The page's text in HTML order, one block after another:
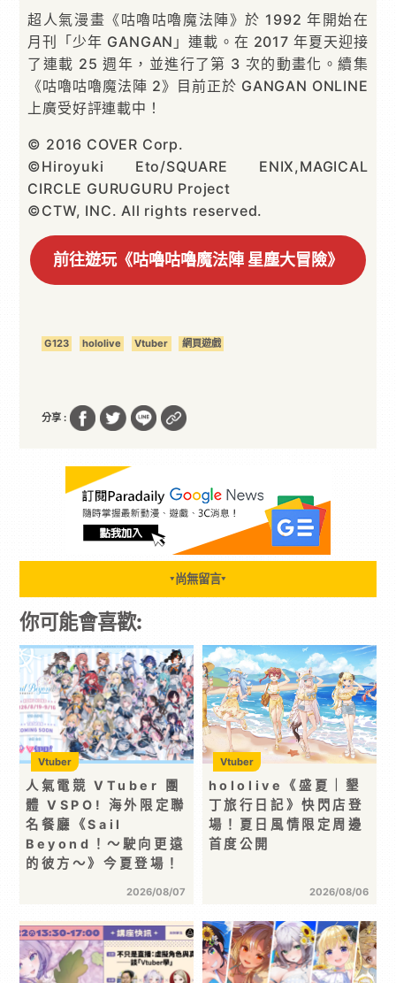
超人氣漫畫《咕嚕咕嚕魔法陣》於 1992 年開始在
月刊「少年 GANGAN」連載。在 2017 年夏天迎接
了連載 25 週年，並進行了第 3 次的動畫化。續集
《咕嚕咕嚕魔法陣 2》目前正於 GANGAN ONLINE
上廣受好評連載中！
© 2016 COVER Corp.
©Hiroyuki Eto/SQUARE ENIX,MAGICAL
CIRCLE GURUGURU Project
©CTW, INC. All rights reserved.
前往遊玩《咕嚕咕嚕魔法陣 星塵大冒險》
G123 hololive Vtuber 網頁遊戲
分享 :
▼ 尚無留言▼
你可能會喜歡:
人氣電競 VTuber 團
體 VSPO! 海外限定聯
名餐廳《Sail
Beyond！～駛向更遠
的彼方～》今夏登場！
2026/08/07
Vtuber
hololive《盛夏｜墾
丁旅行日記》快閃店登
場！夏日風情限定周邊
首度公開
2026/08/06
Vtuber